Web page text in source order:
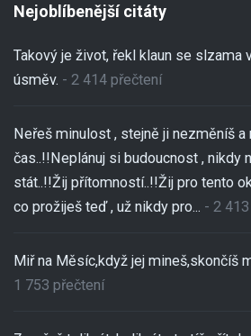
Nejoblíbenější citáty
Takový je život, řekl klaun se slzama
úsměv. - 2 414 přečtení
Neřeš minulost , stejně ji nezměníš a
čas..!!Neplánuj si budoucnost , nikdy
stát..!!Žij přítomností..!!Žij pro tento
co prožiješ teď , už nikdy pro... - 2
Miř na Měsíc,když jej mineš,skončíš
1 753 přečtení